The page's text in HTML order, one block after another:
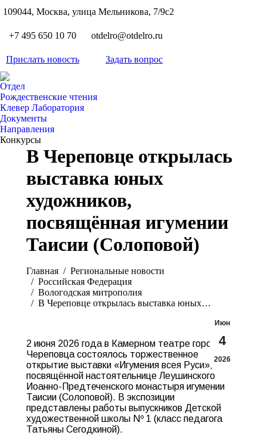
109044, Москва, улица Мельникова, 7/9с2
+7 495 650 10 70 otdelro@otdelro.ru
Прислать новость Задать вопрос
Отдел
Рождественские чтения
Клевер Лаборатория
Документы
Направления
Конкурсы
В Череповце открылась
выставка юных
художников,
посвящённая игумении
Таисии (Солоповой)
Главная
Pегиональные новости
Российская Федерация
Вологодская митрополия
В Череповце открылась выставка юных…
Июн
4
2026
2 июня 2026 года в Камерном театре города
Череповца состоялось торжественное
открытие выставки «Игумения всея Руси»,
посвящённой настоятельнице Леушинского
Иоанно-Предтеченского монастыря игумении
Таисии (Солоповой). В экспозиции
представлены работы выпускников Детской
художественной школы Nº 1 (класс педагога
Татьяны Сегодкиной).